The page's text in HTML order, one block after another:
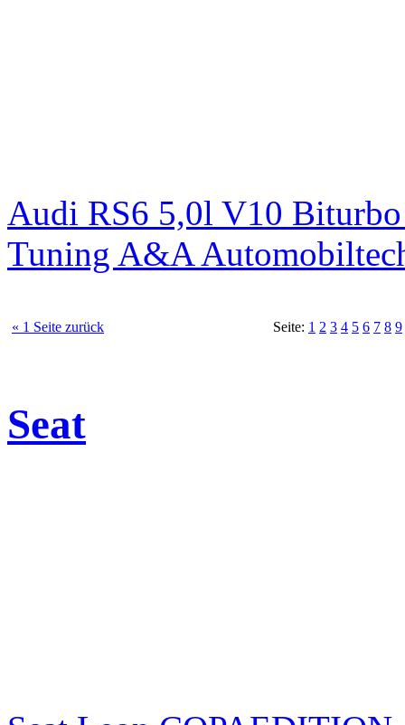
Audi RS6 5,0l V10
Tuning A&A
« 1 Seite zurück Seite: 1 2 3 4 5 6 7 8 9
Seat